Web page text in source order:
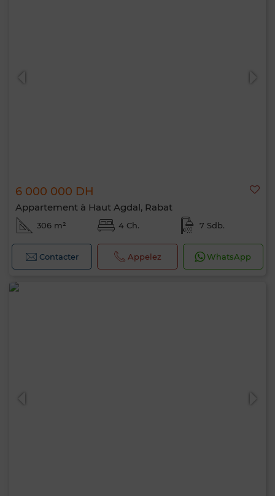
6 000 000 DH
Appartement à Haut Agdal, Rabat
306 m² 4 Ch. 7 Sdb.
Contacter Appelez WhatsApp